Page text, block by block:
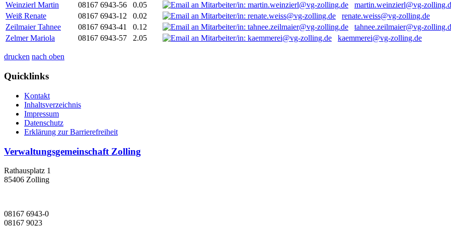
Weinzierl Martin
08167 6943-56 0.05
martin.weinzierl@vg-
Weiß Renate
08167 6943-12 0.02
renate.weiss@vg-zolling.de
Zeilmaier Tahnee
08167 6943-41 0.12
tahnee.zeilmaier@vg-
Zelmer Mariola
08167 6943-57 2.05 kaemmerei@vg-zolling.de
drucken nach oben
Quicklinks
Kontakt
Inhaltsverzeichnis
Impressum
Datenschutz
Erklärung zur Barrierefreiheit
Verwaltungsgemeinschaft Zolling
Rathausplatz 1
85406 Zolling
08167 6943-0
08167 9023